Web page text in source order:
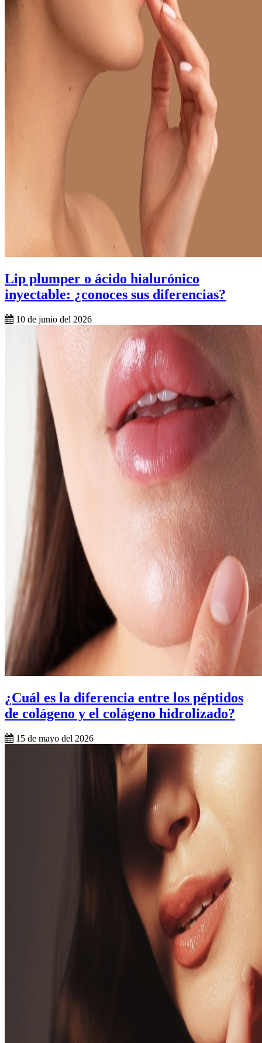
Lip plumper o ácido hialurónico
inyectable: ¿conoces sus diferencias?
10 de junio del 2026
¿Cuál es la diferencia entre los péptidos
de colágeno y el colágeno hidrolizado?
15 de mayo del 2026